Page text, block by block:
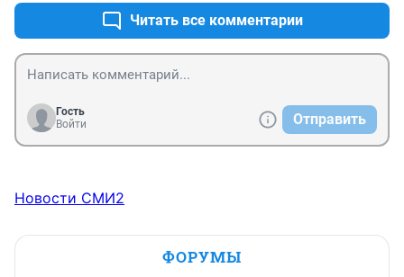
Читать все комментарии
Гость
Войти
Отправить
Новости СМИ2
ФОРУМЫ